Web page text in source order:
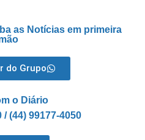
as Notícias em primeira
do Grupo
o Diário
/ (44) 99177-4050